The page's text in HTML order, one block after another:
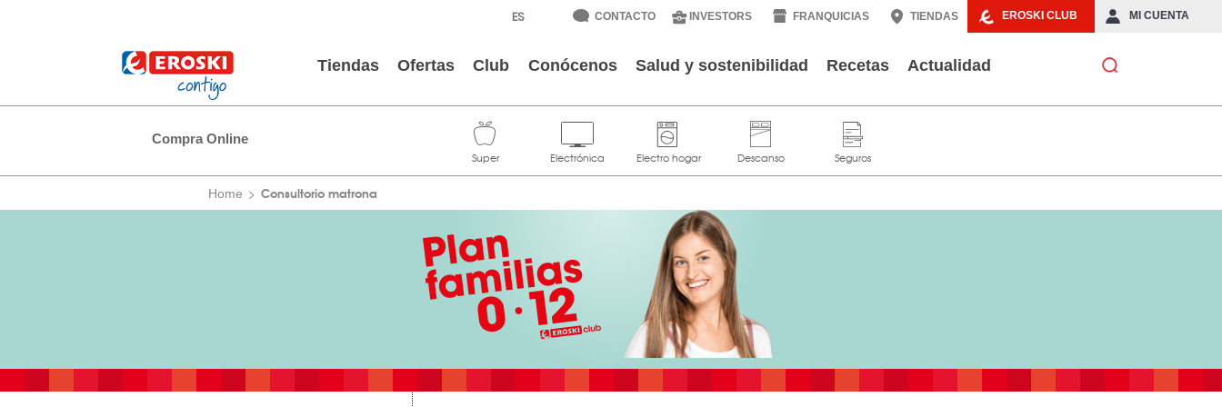
EROSKI CLUB MI CUENTA
CONTACTO INVESTORS FRANQUICIAS TIENDAS
Tiendas Ofertas Club Conócenos Salud y sostenibilidad Recetas Actualidad
Compra Online
Home Consultorio matrona